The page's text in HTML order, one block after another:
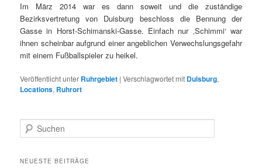
Im März 2014 war es dann soweit und die zuständige
Bezirksvertretung von Duisburg beschloss die Bennung der
Gasse in Horst-Schimanski-Gasse. Einfach nur ‚Schimmi‘ war
ihnen scheinbar aufgrund einer angeblichen Verwechslungsgefahr
mit einem Fußballspieler zu heikel.
Veröffentlicht unter Ruhrgebiet |Verschlagwortet mit Duisburg,
Locations, Ruhrort
u
h
NEUESTE BEITRÄGE